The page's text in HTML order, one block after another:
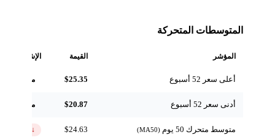
المتوسطات المتحركة
المؤشر القيمة الإشارة
أعلى سعر 52 أسبوع $25.35 مرجعي
أدنى سعر 52 أسبوع $20.87 مرجعي
متوسط متحرك 50 يوم $24.63 ↓ تحت